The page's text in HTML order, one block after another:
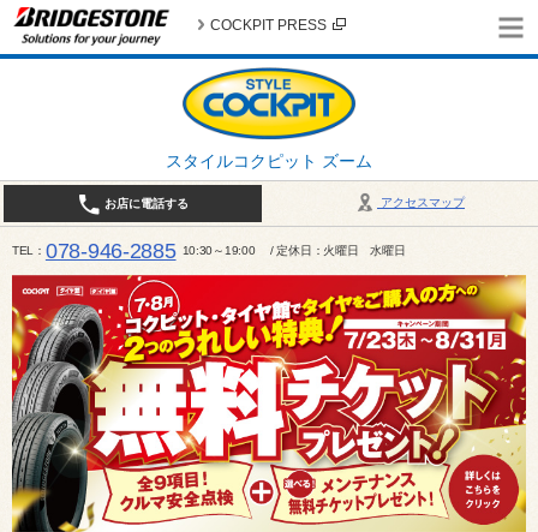
スタイルコクピット ズーム
COCKPIT PRESS
アクセスマップ
お店に電話する
TEL 078-946-2885 10:30～19:00 / 定休日：火曜日 水曜日